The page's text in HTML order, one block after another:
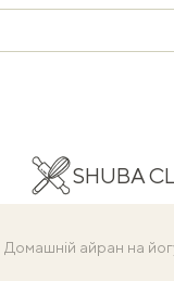
SHUBA
Домашній айран на